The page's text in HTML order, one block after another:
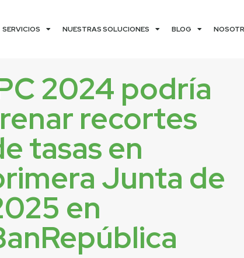
SERVICIOS NUESTRAS SOLUCIONES BLOG
2024 podría
recortes
tasas en
Junta de
en